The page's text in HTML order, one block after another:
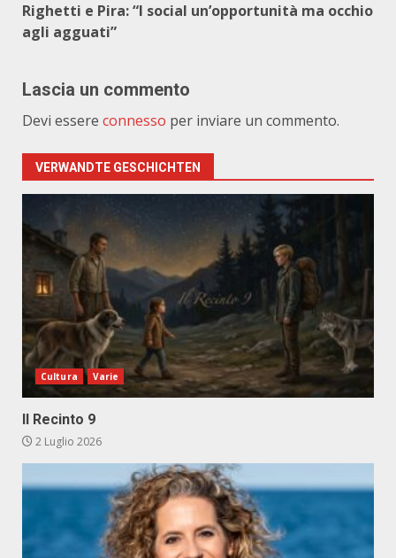
Righetti e Pira: “I social un’opportunità ma occhio
agli agguati”
Lascia un commento
Devi essere connesso per inviare un commento.
VERWANDTE GESCHICHTEN
Cultura Varie
Il Recinto 9
2 Luglio 2026